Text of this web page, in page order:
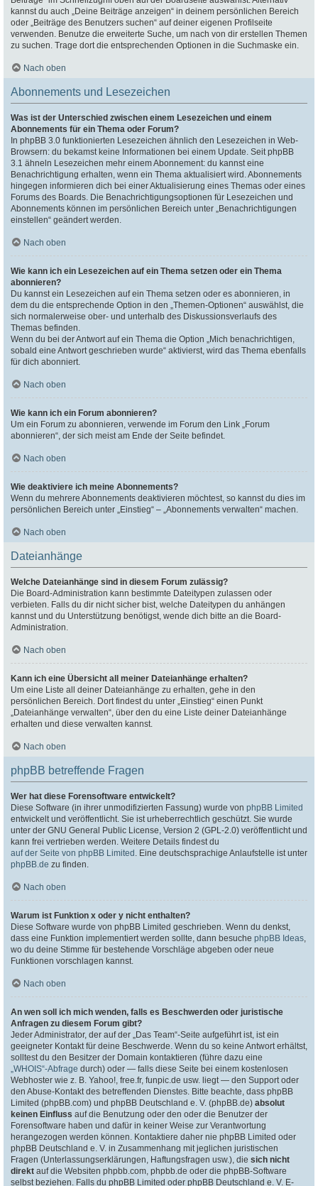
kannst du auch „Deine Beiträge anzeigen“ in deinem persönlichen Bereich
oder „Beiträge des Benutzers suchen“ auf deiner eigenen Profilseite
verwenden. Benutze die erweiterte Suche, um nach von dir erstellen Themen
zu suchen. Trage dort die entsprechenden Optionen in die Suchmaske ein.
Nach oben
Abonnements und Lesezeichen
Was ist der Unterschied zwischen einem Lesezeichen und einem
Abonnements für ein Thema oder Forum?
In phpBB 3.0 funktionierten Lesezeichen ähnlich den Lesezeichen in Web-
Browsern: du bekamst keine Informationen bei einem Update. Seit phpBB
3.1 ähneln Lesezeichen mehr einem Abonnement: du kannst eine
Benachrichtigung erhalten, wenn ein Thema aktualisiert wird. Abonnements
hingegen informieren dich bei einer Aktualisierung eines Themas oder eines
Forums des Boards. Die Benachrichtigungsoptionen für Lesezeichen und
Abonnements können im persönlichen Bereich unter „Benachrichtigungen
einstellen“ geändert werden.
Nach oben
Wie kann ich ein Lesezeichen auf ein Thema setzen oder ein Thema
abonnieren?
Du kannst ein Lesezeichen auf ein Thema setzen oder es abonnieren, in
dem du die entsprechende Option in den „Themen-Optionen“ auswählst, die
sich normalerweise ober- und unterhalb des Diskussionsverlaufs des
Themas befinden.
Wenn du bei der Antwort auf ein Thema die Option „Mich benachrichtigen,
sobald eine Antwort geschrieben wurde“ aktivierst, wird das Thema ebenfalls
für dich abonniert.
Nach oben
Wie kann ich ein Forum abonnieren?
Um ein Forum zu abonnieren, verwende im Forum den Link „Forum
abonnieren“, der sich meist am Ende der Seite befindet.
Nach oben
Wie deaktiviere ich meine Abonnements?
Wenn du mehrere Abonnements deaktivieren möchtest, so kannst du dies im
persönlichen Bereich unter „Einstieg“ – „Abonnements verwalten“ machen.
Nach oben
Dateianhänge
Welche Dateianhänge sind in diesem Forum zulässig?
Die Board-Administration kann bestimmte Dateitypen zulassen oder
verbieten. Falls du dir nicht sicher bist, welche Dateitypen du anhängen
kannst und du Unterstützung benötigst, wende dich bitte an die Board-
Administration.
Nach oben
Kann ich eine Übersicht all meiner Dateianhänge erhalten?
Um eine Liste all deiner Dateianhänge zu erhalten, gehe in den
persönlichen Bereich. Dort findest du unter „Einstieg“ einen Punkt
„Dateianhänge verwalten“, über den du eine Liste deiner Dateianhänge
erhalten und diese verwalten kannst.
Nach oben
phpBB betreffende Fragen
Wer hat diese Forensoftware entwickelt?
Diese Software (in ihrer unmodifizierten Fassung) wurde von phpBB Limited
entwickelt und veröffentlicht. Sie ist urheberrechtlich geschützt. Sie wurde
unter der GNU General Public License, Version 2 (GPL-2.0) veröffentlicht und
kann frei vertrieben werden. Weitere Details findest du
auf der Seite von phpBB Limited . Eine deutschsprachige Anlaufstelle ist unter
phpBB.de zu finden.
Nach oben
Warum ist Funktion x oder y nicht enthalten?
Diese Software wurde von phpBB Limited geschrieben. Wenn du denkst,
dass eine Funktion implementiert werden sollte, dann besuche phpBB Ideas,
wo du deine Stimme für bestehende Vorschläge abgeben oder neue
Funktionen vorschlagen kannst.
Nach oben
An wen soll ich mich wenden, falls es Beschwerden oder juristische
Anfragen zu diesem Forum gibt?
Jeder Administrator, der auf der „Das Team“-Seite aufgeführt ist, ist ein
geeigneter Kontakt für deine Beschwerde. Wenn du so keine Antwort erhältst,
solltest du den Besitzer der Domain kontaktieren (führe dazu eine
„WHOIS“-Abfrage durch) oder — falls diese Seite bei einem kostenlosen
Webhoster wie z. B. Yahoo!, free.fr, funpic.de usw. liegt — den Support oder
den Abuse-Kontakt des betreffenden Dienstes. Bitte beachte, dass phpBB
Limited (phpBB.com) und phpBB Deutschland e. V. (phpBB.de) absolut
keinen Einfluss auf die Benutzung oder den oder die Benutzer der
Forensoftware haben und dafür in keiner Weise zur Verantwortung
herangezogen werden können. Kontaktiere daher nie phpBB Limited oder
phpBB Deutschland e. V. in Zusammenhang mit jeglichen juristischen
Fragen (Unterlassungserklärungen, Haftungsfragen usw.), die sich nicht
direkt auf die Websiten phpbb.com, phpbb.de oder die phpBB-Software
selbst beziehen. Falls du phpBB Limited oder phpBB Deutschland e. V. E-